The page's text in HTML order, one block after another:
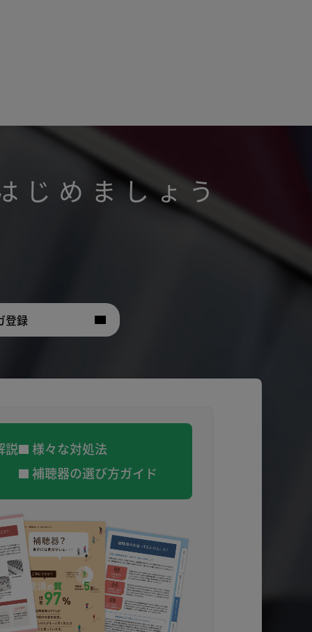
じめましょう
登録
説
様々な対処法
補聴器の選び方ガイド